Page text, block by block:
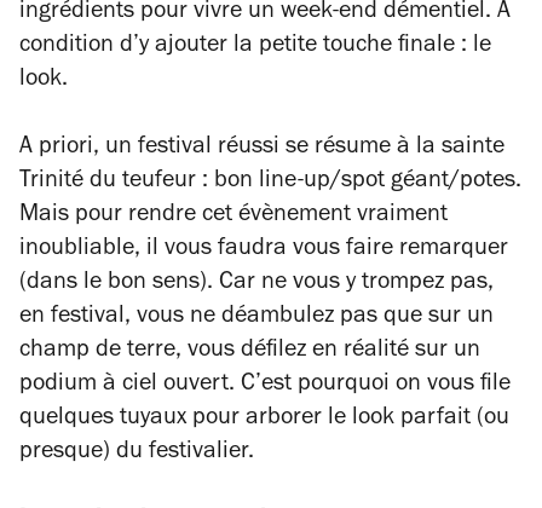
ingrédients pour vivre un week-end démentiel. A
condition d’y ajouter la petite touche finale : le
look.
A priori, un festival réussi se résume à la sainte
Trinité du teufeur : bon line-up/spot géant/potes.
Mais pour rendre cet évènement vraiment
inoubliable, il vous faudra vous faire remarquer
(dans le bon sens). Car ne vous y trompez pas,
en festival, vous ne déambulez pas que sur un
champ de terre, vous défilez en réalité sur un
podium à ciel ouvert. C’est pourquoi on vous file
quelques tuyaux pour arborer le look parfait (ou
presque) du festivalier.